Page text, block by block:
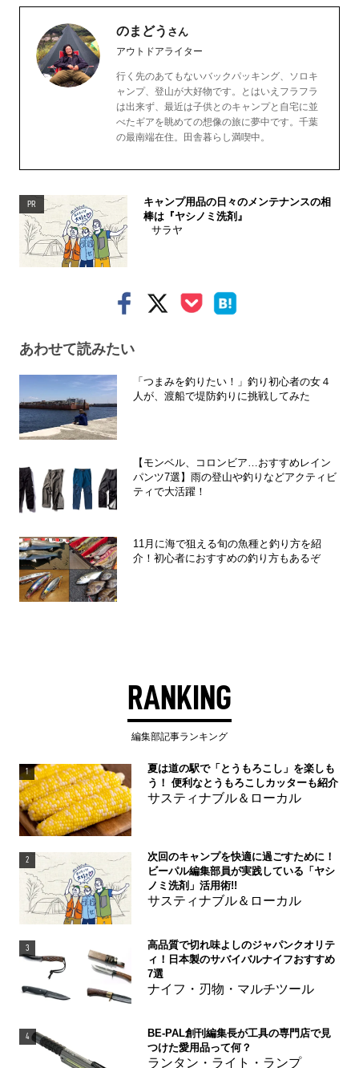
のまどう さん
アウトドアライター
行く先のあてもないバックパッキング、ソロキ
ャンプ、登山が大好物です。とはいえフラフラ
は出来ず、最近は子供とのキャンプと自宅に並
べたギアを眺めての想像の旅に夢中です。千葉
の最南端在住。田舎暮らし満喫中。
PR
キャンプ用品の日々のメンテナンスの相
棒は『ヤシノミ洗剤』
サラヤ
あわせて読みたい
「つまみを釣りたい！」釣り初心者の女４
人が、渡船で堤防釣りに挑戦してみた
【モンベル、コロンビア…おすすめレイン
パンツ7選】雨の登山や釣りなどアクティビ
ティで大活躍！
11月に海で狙える旬の魚種と釣り方を紹
介！初心者におすすめの釣り方もあるぞ
RANKING
編集部記事ランキング
1
夏は道の駅で「とうもろこし」を楽しも
う！ 便利なとうもろこしカッターも紹介
サスティナブル＆ローカル
2
次回のキャンプを快適に過ごすために！
ビーパル編集部員が実践している「ヤシ
ノミ洗剤」活用術!!
サスティナブル＆ローカル
3
高品質で切れ味よしのジャパンクオリテ
ィ！日本製のサバイバルナイフおすすめ
7選
ナイフ・刃物・マルチツール
4
BE-PAL創刊編集長が工具の専門店で見
つけた愛用品って何？
ランタン・ライト・ランプ